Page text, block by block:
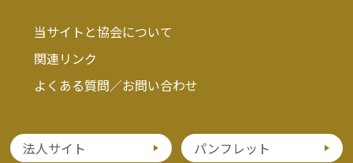
当サイトと協会について
関連リンク
よくある質問／お問い合わせ
法人サイト
パンフレット